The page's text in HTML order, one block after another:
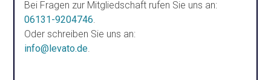
Bei Fragen zur Mitgliedschaft rufen Sie uns an:
06131-9204746
Oder schreiben Sie uns an:
info@levato.de